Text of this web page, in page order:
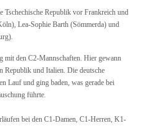
Tschechische Republik vor Frankreich und
Lea-Sophie Barth (Sömmerda) und
mit den C2-Mannschaften. Hier gewann
Republik und Italien. Die deutsche
Lauf und ging baden, was gerade bei
führte.
bei den C1-Damen, C1-Herren, K1-